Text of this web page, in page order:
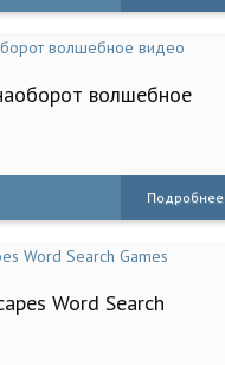
волшебное
Подробнее
Word Search